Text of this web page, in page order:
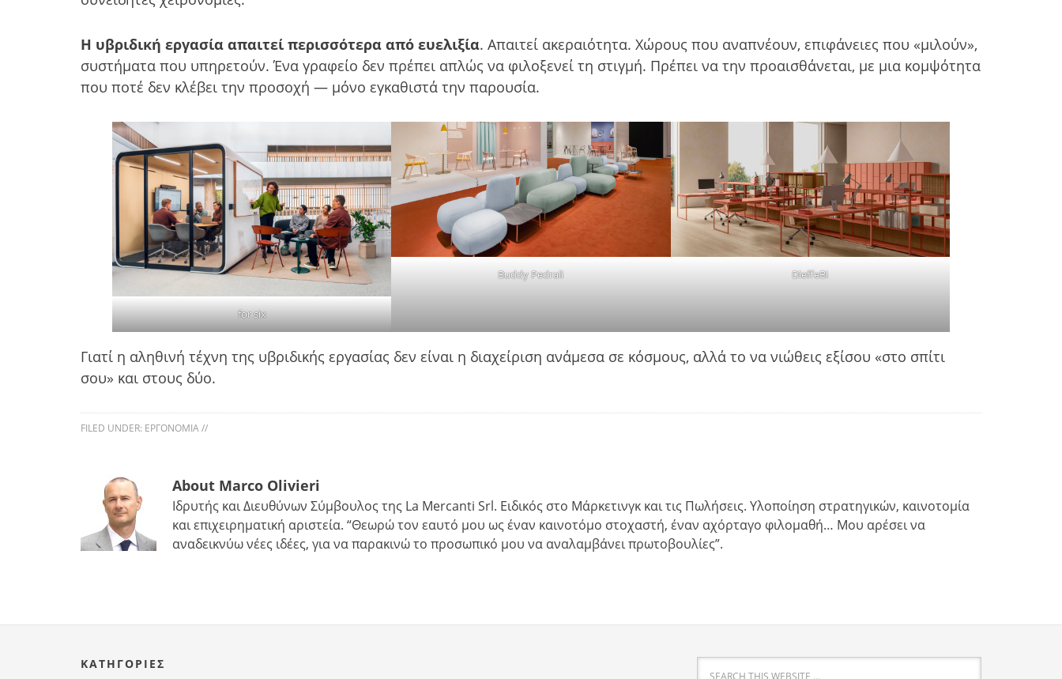
Η υβριδική εργασία απαιτεί περισσότερα από ευελιξία. Απαιτεί ακεραιότητα. Χώρους που αναπνέουν, επιφάνειες που «μιλούν»,
συστήματα που υπηρετούν. Ένα γραφείο δεν πρέπει απλώς να φιλοξενεί τη στιγμή. Πρέπει να την προαισθάνεται, με μια κομψότητα
που ποτέ δεν κλέβει την προσοχή — μόνο εγκαθιστά την παρουσία.
for six
Buddy Pedrali DieffeBi
Γιατί η αληθινή τέχνη της υβριδικής εργασίας δεν είναι η διαχείριση ανάμεσα σε κόσμους, αλλά το να νιώθεις εξίσου «στο σπίτι
σου» και στους δύο.
FILED UNDER: ΕΡΓΟΝΟΜΊΑ//
About Marco Olivieri
Ιδρυτής και Διευθύνων Σύμβουλος της La Mercanti Srl. Ειδικός στο Μάρκετινγκ και τις Πωλήσεις. Υλοποίηση στρατηγικών, καινοτομία
και επιχειρηματική αριστεία. “Θεωρώ τον εαυτό μου ως έναν καινοτόμο στοχαστή, έναν αχόρταγο φιλομαθή… Μου αρέσει να
αναδεικνύω νέες ιδέες, για να παρακινώ το προσωπικό μου να αναλαμβάνει πρωτοβουλίες”.
KΑΤΗΓΟΡΊΕΣ